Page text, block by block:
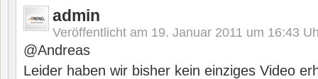
admin
Veröffentlicht am 19. Januar 2011 um 16:43
@Andreas
Leider haben wir bisher kein einziges Video